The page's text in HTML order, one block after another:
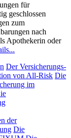
für
geschlossen
zum
nach
Apothekerin oder
Der Versicherungs-
von All-Risk Die
im
der
Die